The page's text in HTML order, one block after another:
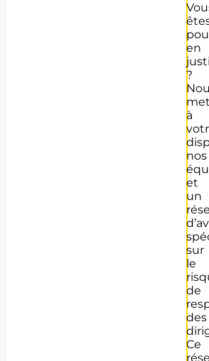
en
?
à
nos
et
un
sur
le
de
des
Ce